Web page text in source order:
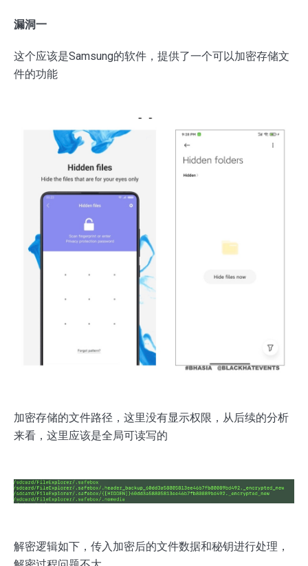
漏洞一
这个应该是Samsung的软件，提供了一个可以加密存储文
件的功能
加密存储的文件路径，这里没有显示权限，从后续的分析
来看，这里应该是全局可读写的
解密逻辑如下，传入加密后的文件数据和秘钥进行处理，